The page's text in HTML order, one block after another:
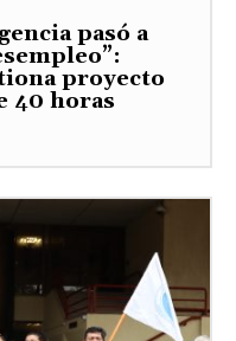
pasó a
proyecto
40 horas